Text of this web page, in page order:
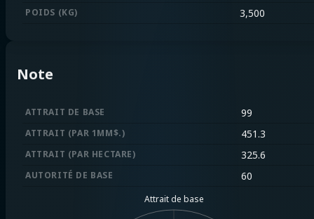
POIDS (KG) 3,500
Note
ATTRAIT DE BASE 99
ATTRAIT (PAR 1MM$.) 451.3
ATTRAIT (PAR HECTARE) 325.6
AUTORITÉ DE BASE 60
Attrait de base